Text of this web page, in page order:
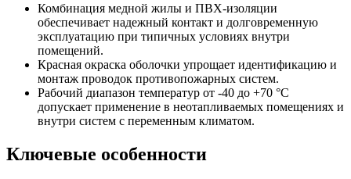
Комбинация медной жилы и ПВХ-изоляции
обеспечивает надежный контакт и долговременную
эксплуатацию при типичных условиях внутри
помещений.
Красная окраска оболочки упрощает идентификацию и
монтаж проводок противопожарных систем.
Рабочий диапазон температур от -40 до +70 °C
допускает применение в неотапливаемых помещениях и
внутри систем с переменным климатом.
Ключевые особенности